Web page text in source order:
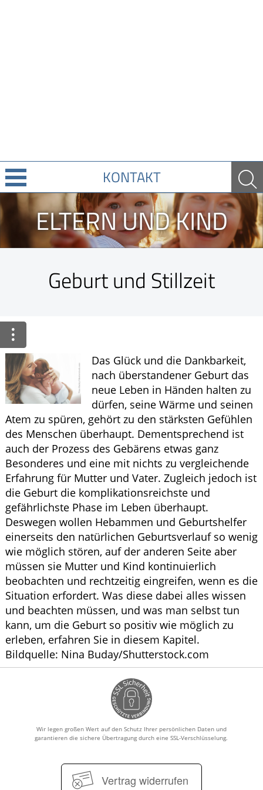
KONTAKT
Über Uns
Leistungen
ELTERN UND KIND
GESUND IM ALTER
ELTERN UND KIND
Geburt und Stillzeit
Das Glück und die Dankbarkeit,
nach überstandener Geburt das
neue Leben in Händen halten zu
dürfen, seine Wärme und seinen
Atem zu spüren, gehört zu den stärksten Gefühlen
des Menschen überhaupt. Dementsprechend ist
auch der Prozess des Gebärens etwas ganz
Besonderes und eine mit nichts zu vergleichende
Erfahrung für Mutter und Vater. Zugleich jedoch ist
die Geburt die komplikationsreichste und
gefährlichste Phase im Leben überhaupt.
Deswegen wollen Hebammen und Geburtshelfer
einerseits den natürlichen Geburtsverlauf so wenig
wie möglich stören, auf der anderen Seite aber
müssen sie Mutter und Kind kontinuierlich
beobachten und rechtzeitig eingreifen, wenn es die
Situation erfordert. Was diese dabei alles wissen
und beachten müssen, und was man selbst tun
kann, um die Geburt so positiv wie möglich zu
erleben, erfahren Sie in diesem Kapitel.
Bildquelle: Nina Buday/Shutterstock.com
Wir legen großen Wert auf den Schutz Ihrer persönlichen Daten und
garantieren die sichere Übertragung durch eine SSL-Verschlüsselung.
Vertrag widerrufen